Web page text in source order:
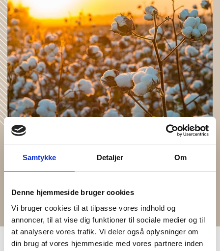
Samtykke Detaljer Om
Denne hjemmeside bruger cookies
Vi bruger cookies til at tilpasse vores indhold og
annoncer, til at vise dig funktioner til sociale medier og til
at analysere vores trafik. Vi deler også oplysninger om
din brug af vores hjemmeside med vores partnere inden
Baumwolle (Bio)
Chemikalien. Der Bauer hat eine relevante Ausbildung erhalten,
die eine bessere Nutzung des Bodens gewährleistet.